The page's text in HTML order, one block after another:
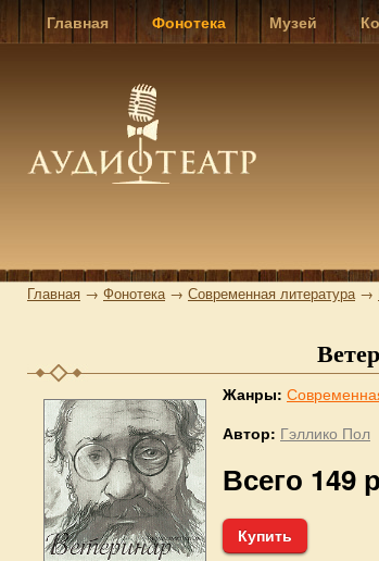
Главная Фонотека Музей
Главная → Фонотека→ Современная литература→
Жанры:
Автор: Гэллико Пол
Всего 149
Купить